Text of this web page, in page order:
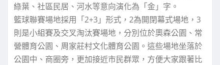
綠葉、社區民居、河水等意向演化為「金」字。
籃球聯賽場地採用「2+3」形式，2為開閉幕式場地，3
則是小組賽及交叉淘汰賽場地，分別位於奧森公園、常
營體育公園、周家莊村文化體育公園。這些場地坐落於
公園中、商圈旁，更加接近市民群眾，方便大家跟著比